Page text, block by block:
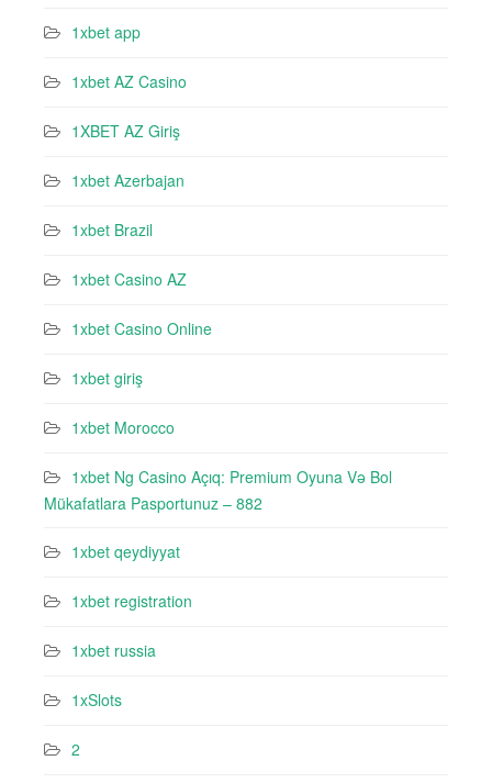
1xbet app
1xbet AZ Casino
1XBET AZ Giriş
1xbet Azerbajan
1xbet Brazil
1xbet Casino AZ
1xbet Casino Online
1xbet giriş
1xbet Morocco
1xbet Ng Casino Açıq: Premium Oyuna Və Bol
Mükafatlara Pasportunuz – 882
1xbet qeydiyyat
1xbet registration
1xbet russia
1xSlots
2